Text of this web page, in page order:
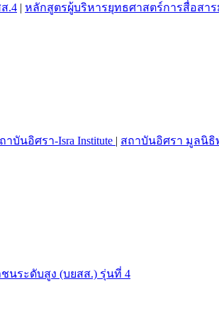
.4 | หลักสูตรผู้บริหารยุทธศาสตร์การสื่อสา
าบันอิศรา-Isra Institute | สถาบันอิศรา มูลนิ
นระดับสูง (บยสส.) รุ่นที่ 4